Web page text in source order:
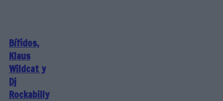
Bífidos,
Klaus
Wildcat y
Dj
Rockabilly